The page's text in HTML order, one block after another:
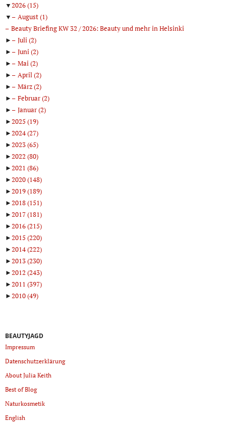
▼2026(15)
▼
August(1)
Beauty Briefing KW 32 / 2026: Beauty und mehr in Helsinki
►
Juli(2)
►
Juni(2)
►
Mai(2)
►
April(2)
►
März(2)
►
Februar(2)
►
Januar(2)
►2025 (19)
►2024(27)
►2023(65)
►2022 (80)
►2021 (86)
►2020(148)
►2019(189)
►2018(151)
►2017(181)
►2016(215)
►2015 (220)
►2014(222)
►2013(230)
►2012 (243)
►2011 (397)
►2010(49)
BEAUTYJAGD
Impressum
Datenschutzerklärung
About Julia Keith
Best of Blog
Naturkosmetik
English